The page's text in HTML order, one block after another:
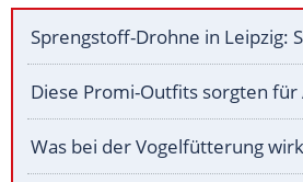
Sprengstoff-Drohne in Leipzig:
Diese Promi-Outfits sorgten
Was bei der Vogelfütterung